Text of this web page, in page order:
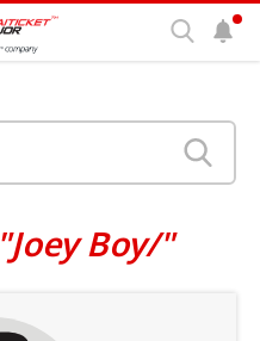
"Joey Boy/"